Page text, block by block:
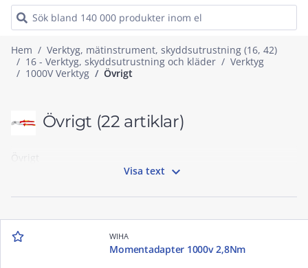
Hem
Verktyg, mätinstrument, skyddsutrustning (16, 42)
16 - Verktyg, skyddsutrustning och kläder
Verktyg
1000V Verktyg
Övrigt
Övrigt (22 artiklar)
Övrigt
Visa text 
WIHA
Momentadapter 1000v 2,8Nm